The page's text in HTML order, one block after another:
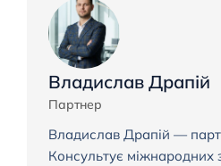
Владислав Драпій
Партнер
Владислав Драпій —
Консультує міжнародних